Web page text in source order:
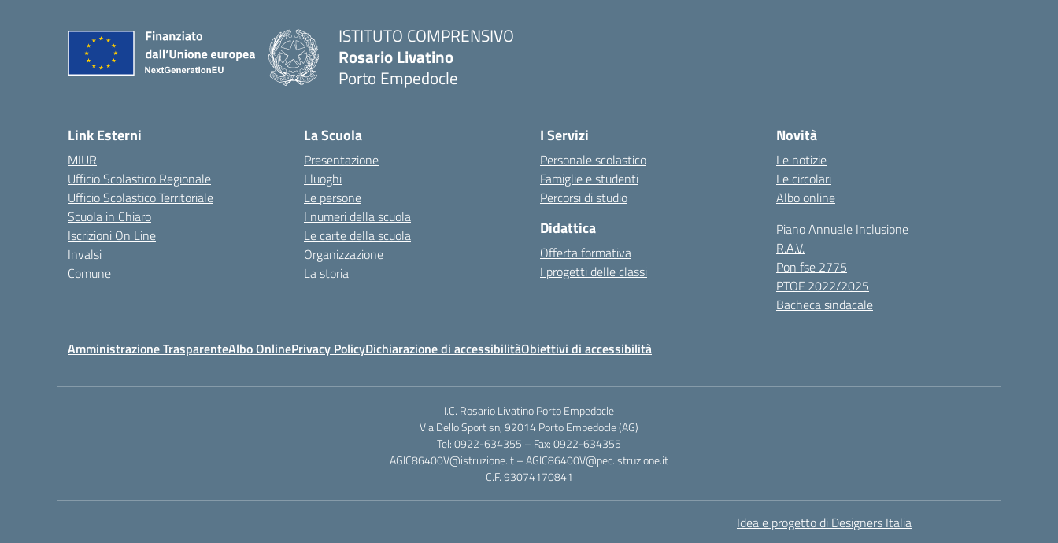
ISTITUTO COMPRENSIVO
Rosario Livatino
Porto Empedocle
Link Esterni
MIUR
Ufficio Scolastico Regionale
Ufficio Scolastico Territoriale
Scuola in Chiaro
Iscrizioni On Line
Invalsi
Comune
La Scuola
Presentazione
I luoghi
Le persone
I numeri della scuola
Le carte della scuola
Organizzazione
La storia
I Servizi
Personale scolastico
Famiglie e studenti
Percorsi di studio
Didattica
Offerta formativa
I progetti delle classi
Novità
Le notizie
Le circolari
Albo online
Piano Annuale Inclusione
R.A.V.
Pon fse 2775
PTOF 2022/2025
Bacheca sindacale
Amministrazione TrasparenteAlbo OnlinePrivacy PolicyDichiarazione di accessibilitàObiettivi di accessibilità
I.C. Rosario Livatino Porto Empedocle
Via Dello Sport sn, 92014 Porto Empedocle (AG)
Tel: 0922-634355 – Fax: 0922-634355
AGIC86400V@istruzione.it–AGIC86400V@pec.istruzione.it
C.F. 93074170841
Idea e progetto di Designers Italia